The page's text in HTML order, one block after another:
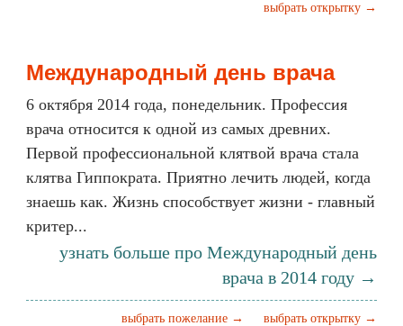
выбрать открытку →
Международный день врача
6 октября 2014 года, понедельник. Профессия
врача относится к одной из самых древних.
Первой профессиональной клятвой врача стала
клятва Гиппократа. Приятно лечить людей, когда
знаешь как. Жизнь способствует жизни - главный
критер...
узнать больше про Международный день
врача в 2014 году →
выбрать открытку →
выбрать пожелание →